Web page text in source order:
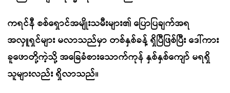
ကရင်နီ စစ်ရှောင်အမျိုးသမီးများ၏ ပြောပြချက်အရ
အလှူရှင်များ မလာသည်မှာ တစ်နှစ်ခန့် ရှိပြီဖြစ်ပြီး ဒေါ်ကား
ခူဖောတို့ကဲ့သို့ အခြေခံစားသောက်ကုန် နှစ်နှစ်ကျော် မရရှိ
သူများလည်း ရှိလာသည်။